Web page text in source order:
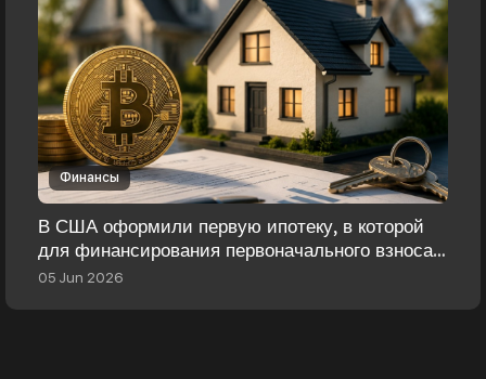
Финансы
В США оформили первую ипотеку, в которой
для финансирования первоначального взноса
использовались криптовалютные активы.
05 Jun 2026